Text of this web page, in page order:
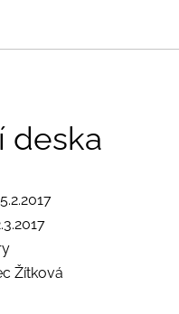
deska
Žítková